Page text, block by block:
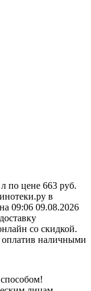
по цене 663 руб.
в
09:06 09.08.2026
со скидкой.
наличными